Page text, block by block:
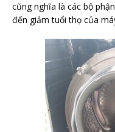
cũng nghĩa là các bộ
đến giảm tuổi thọ của